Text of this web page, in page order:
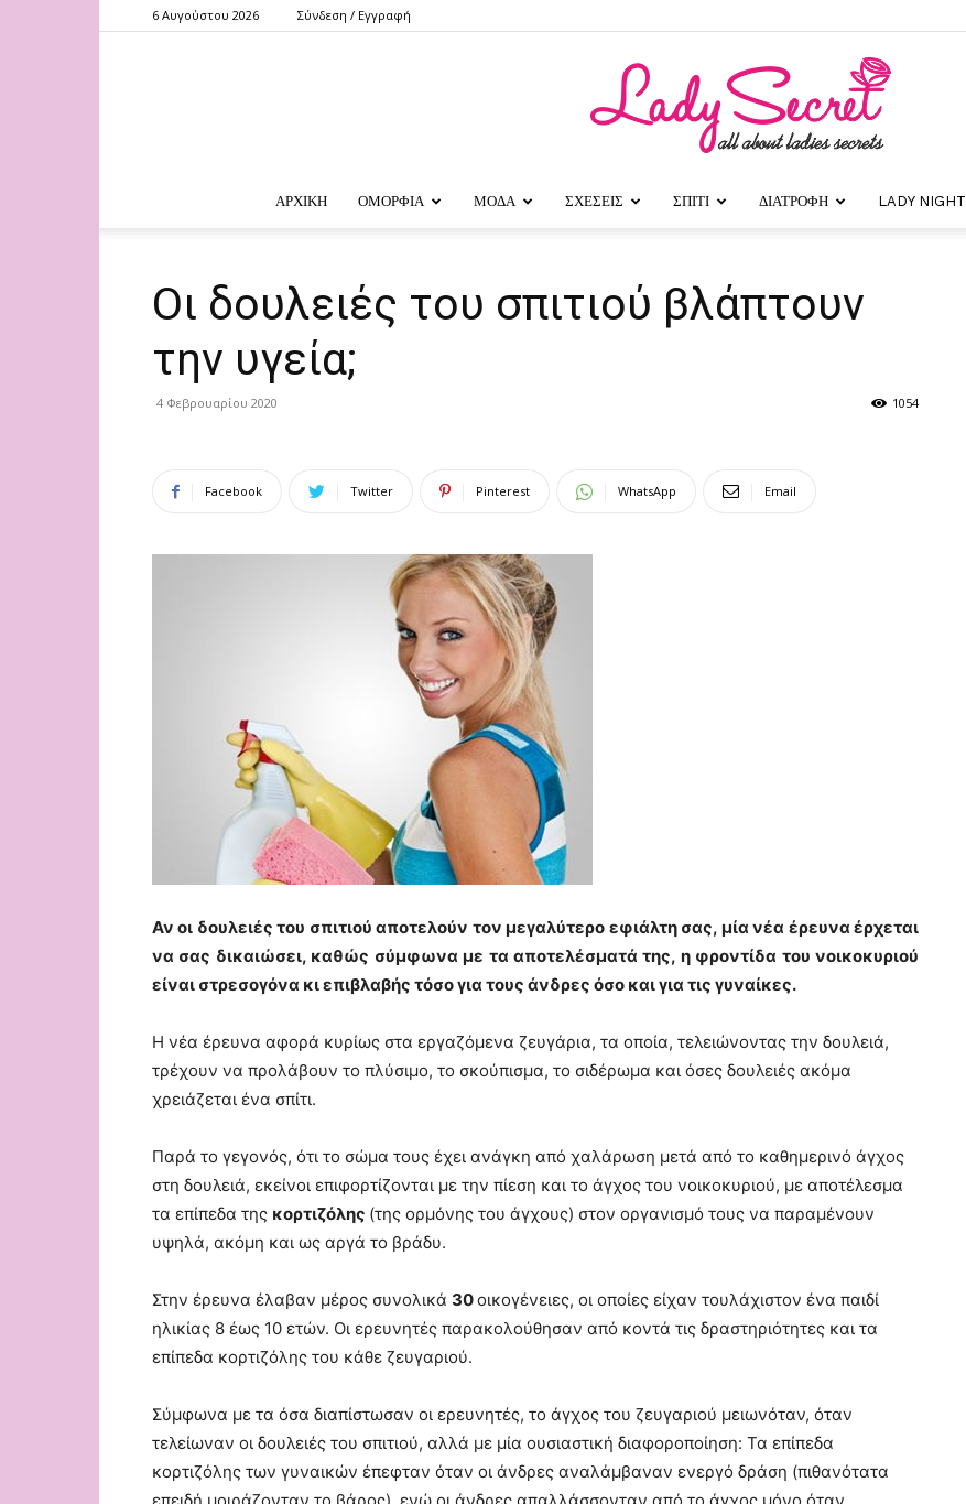
6 Αυγούστου 2026 Σύνδεση / Εγγραφή
ΑΡΧΙΚΗ ΟΜΟΡΦΙΑ ΜΟΔΑ ΣΧΕΣΕΙΣ ΣΠΙΤΙ ΔΙΑΤΡΟΦΗ LADY NIGHT
Oι δουλειές του σπιτιού βλάπτουν
την υγεία;
4 Φεβρουαρίου 2020 1054
Facebook Twitter Pinterest WhatsApp Email
Αν οι δουλειές του σπιτιού αποτελούν τον μεγαλύτερο εφιάλτη σας, μία νέα έρευνα έρχεται
να σας δικαιώσει, καθώς σύμφωνα με τα αποτελέσματά της, η φροντίδα του νοικοκυριού
είναι στρεσογόνα κι επιβλαβής τόσο για τους άνδρες όσο και για τις γυναίκες.
Η νέα έρευνα αφορά κυρίως στα εργαζόμενα ζευγάρια, τα οποία, τελειώνοντας την δουλειά,
τρέχουν να προλάβουν το πλύσιμο, το σκούπισμα, το σιδέρωμα και όσες δουλειές ακόμα
χρειάζεται ένα σπίτι.
Παρά το γεγονός, ότι το σώμα τους έχει ανάγκη από χαλάρωση μετά από το καθημερινό άγχος
στη δουλειά, εκείνοι επιφορτίζονται με την πίεση και το άγχος του νοικοκυριού, με αποτέλεσμα
τα επίπεδα της κορτιζόλης (της ορμόνης του άγχους) στον οργανισμό τους να παραμένουν
υψηλά, ακόμη και ως αργά το βράδυ.
Στην έρευνα έλαβαν μέρος συνολικά 30οικογένειες, οι οποίες είχαν τουλάχιστον ένα παιδί
ηλικίας 8 έως 10 ετών. Οι ερευνητές παρακολούθησαν από κοντά τις δραστηριότητες και τα
επίπεδα κορτιζόλης του κάθε ζευγαριού.
Σύμφωνα με τα όσα διαπίστωσαν οι ερευνητές, το άγχος του ζευγαριού μειωνόταν, όταν
τελείωναν οι δουλειές του σπιτιού, αλλά με μία ουσιαστική διαφοροποίηση: Τα επίπεδα
κορτιζόλης των γυναικών έπεφταν όταν οι άνδρες αναλάμβαναν ενεργό δράση (πιθανότατα